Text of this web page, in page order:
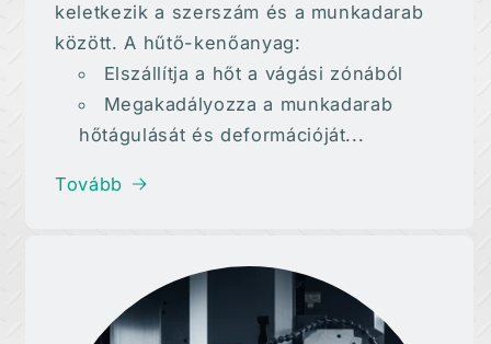
keletkezik a szerszám és a munkadarab
között. A hűtő-kenőanyag:
Elszállítja a hőt a vágási zónából
Megakadályozza a munkadarab
hőtágulását és deformációját...
Tovább